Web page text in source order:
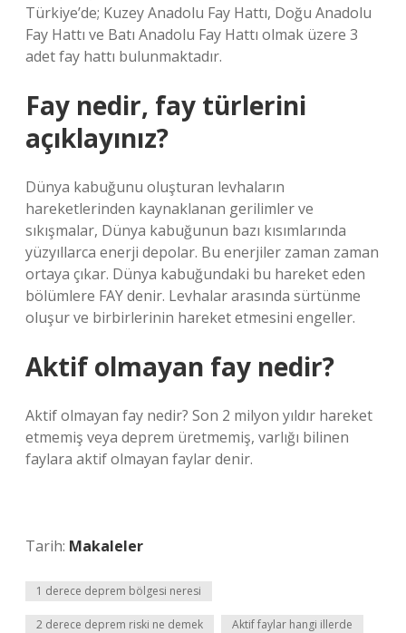
Türkiye’de; Kuzey Anadolu Fay Hattı, Doğu Anadolu
Fay Hattı ve Batı Anadolu Fay Hattı olmak üzere 3
adet fay hattı bulunmaktadır.
Fay nedir, fay türlerini
açıklayınız?
Dünya kabuğunu oluşturan levhaların
hareketlerinden kaynaklanan gerilimler ve
sıkışmalar, Dünya kabuğunun bazı kısımlarında
yüzyıllarca enerji depolar. Bu enerjiler zaman zaman
ortaya çıkar. Dünya kabuğundaki bu hareket eden
bölümlere FAY denir. Levhalar arasında sürtünme
oluşur ve birbirlerinin hareket etmesini engeller.
Aktif olmayan fay nedir?
Aktif olmayan fay nedir? Son 2 milyon yıldır hareket
etmemiş veya deprem üretmemiş, varlığı bilinen
faylara aktif olmayan faylar denir.
Tarih: Makaleler
1 derece deprem bölgesi neresi
2 derece deprem riski ne demek Aktif faylar hangi illerde